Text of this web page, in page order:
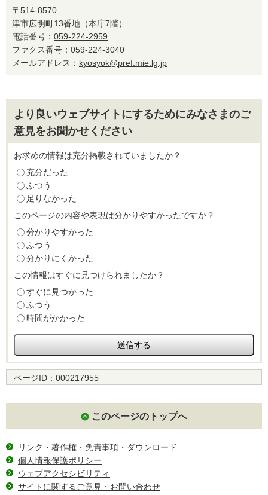
〒514-8570
津市広明町13番地（本庁7階）
電話番号： 059-224-2959
ファクス番号：059-224-3040
メールアドレス： kyosyok@pref.mie.lg.jp
より良いウェブサイトにするためにみなさまのご
意見をお聞かせください
お求めの情報は充分掲載されていましたか？
充分だった
ふつう
足りなかった
このページの内容や表現は分かりやすかったですか？
分かりやすかった
ふつう
分かりにくかった
この情報はすぐに見つけられましたか？
すぐに見つかった
ふつう
時間がかかった
ページID： 000217955
このページのトップへ
リンク・著作権・免責事項・ダウンロード
個人情報保護ポリシー
ウェブアクセシビリティ
サイトに関するご意見・お問い合わせ